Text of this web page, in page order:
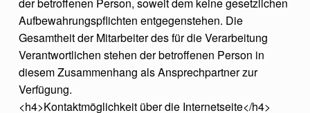
der betroffenen Person, soweit dem keine gesetzlichen
Aufbewahrungspflichten entgegenstehen. Die
Gesamtheit der Mitarbeiter des für die Verarbeitung
Verantwortlichen stehen der betroffenen Person in
diesem Zusammenhang als Ansprechpartner zur
Verfügung.
<h4>Kontaktmöglichkeit über die Internetseite</h4>